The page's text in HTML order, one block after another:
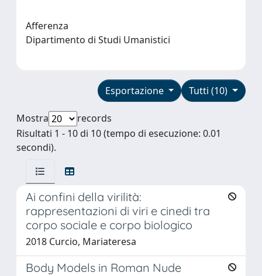
Afferenza
Dipartimento di Studi Umanistici
Tutti (10)
Esportazione
Mostra
records
Risultati 1 - 10 di 10 (tempo di esecuzione: 0.01
secondi).
Ai confini della virilità:
rappresentazioni di viri e cinedi tra
corpo sociale e corpo biologico
2018 Curcio, Mariateresa
Body Models in Roman Nude